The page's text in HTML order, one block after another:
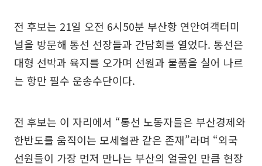
전 후보는 21일 오전 6시50분 부산항 연안여객터미
널을 방문해 통선 선장들과 간담회를 열었다. 통선은
대형 선박과 육지를 오가며 선원과 물품을 실어 나르
는 항만 필수 운송수단이다.
전 후보는 이 자리에서 “통선 노동자들은 부산경제와
한반도를 움직이는 모세혈관 같은 존재”라며 “외국
선원들이 가장 먼저 만나는 부산의 얼굴인 만큼 현장